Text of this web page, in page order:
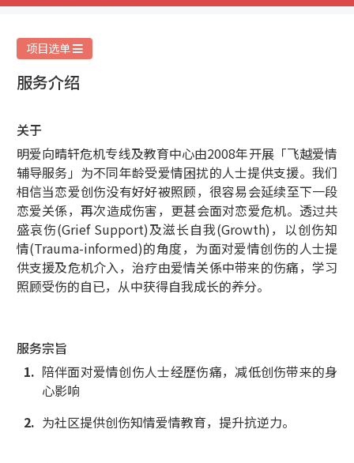
项目选单
服务介绍
关于
明爱向晴轩危机专线及教育中心由2008年开展「飞越爱情
辅导服务」为不同年龄受爱情困扰的人士提供支援。 我们
相信当恋爱创伤没有好好被照顾，很容易会延续至下一段
恋爱关係，再次造成伤害，更甚会面对恋爱危机。透过共
盛哀伤(Grief Support)及滋长自我(Growth)，以创伤知
情(Trauma-informed)的角度，为面对爱情创伤的人士提
供支援及危机介入，治疗由爱情关係中带来的伤痛，学习
照顾受伤的自已，从中获得自我成长的养分。
服务宗旨
陪伴面对爱情创伤人士经歷伤痛，减低创伤带来的身
心影响
为社区提供创伤知情爱情教育，提升抗逆力。